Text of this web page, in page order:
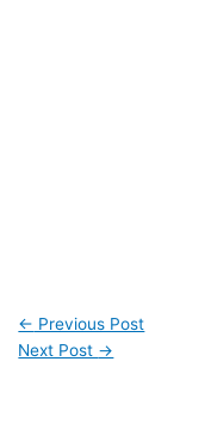
← Previous Post
Next Post →